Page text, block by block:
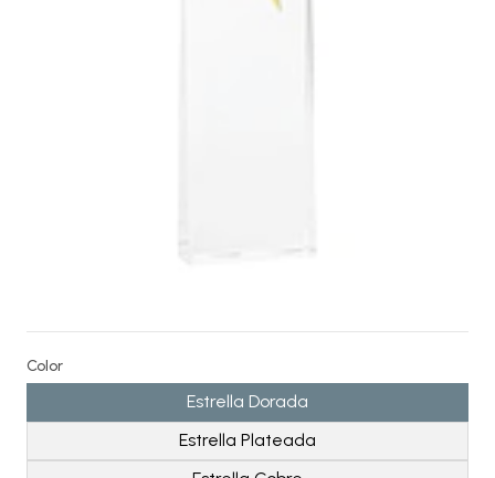
Color
Estrella Dorada
Estrella Plateada